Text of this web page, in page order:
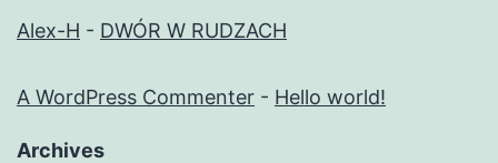
Alex-H - DWÓR W RUDZACH
A WordPress Commenter - Hello world!
Archives